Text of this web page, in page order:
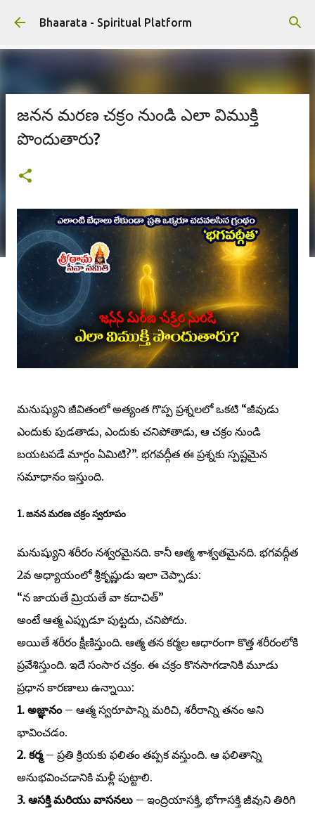
ప్రధాన కంటెంట్‌కు దాటవేయి
Bhaarata - Spiritual Platform
జనన మరణ చక్రం నుండి ఎలా విముక్తి
పొందుతారు?
మనుష్యుని జీవితంలో అత్యంత గొప్ప ప్రశ్నలలో ఒకటి “జీవుడు
ఎందుకు పుడతాడు, ఎందుకు చనిపోతాడు, ఆ చక్రం నుండి
బయటపడే మార్గం ఏమిటి?”. భగవద్గీత ఈ ప్రశ్నకు స్పష్టమైన
సమాధానం ఇస్తుంది.
1. జనన మరణ చక్రం స్వరూపం
మనుష్యుని శరీరం నశ్వరమైనది. కానీ ఆత్మ శాశ్వతమైనది. భగవద్గీత
2వ అధ్యాయంలో శ్రీకృష్ణుడు ఇలా చెప్పాడు:
“న జాయతే మ్రియతే వా కదాచిత్”
అంటే ఆత్మ ఎప్పుడూ పుట్టదు, చనిపోదు.
అయితే శరీరం క్షీణిస్తుంది. ఆత్మ తన కర్మల ఆధారంగా కొత్త శరీరంలోకి
ప్రవేశిస్తుంది. ఇదే సంసార చక్రం. ఈ చక్రం కొనసాగడానికి మూడు
ప్రధాన కారణాలు ఉన్నాయి:
1. అజ్ఞానం – ఆత్మ స్వరూపాన్ని మరిచి, శరీరాన్ని తనం అని
భావించడం.
2. కర్మ – ప్రతి క్రియకు ఫలితం తప్పక వస్తుంది. ఆ ఫలితాన్ని
అనుభవించడానికి మళ్లీ పుట్టాలి.
3. ఆసక్తి మరియు వాసనలు – ఇంద్రియాసక్తి, భోగాసక్తి జీవుని తిరిగి